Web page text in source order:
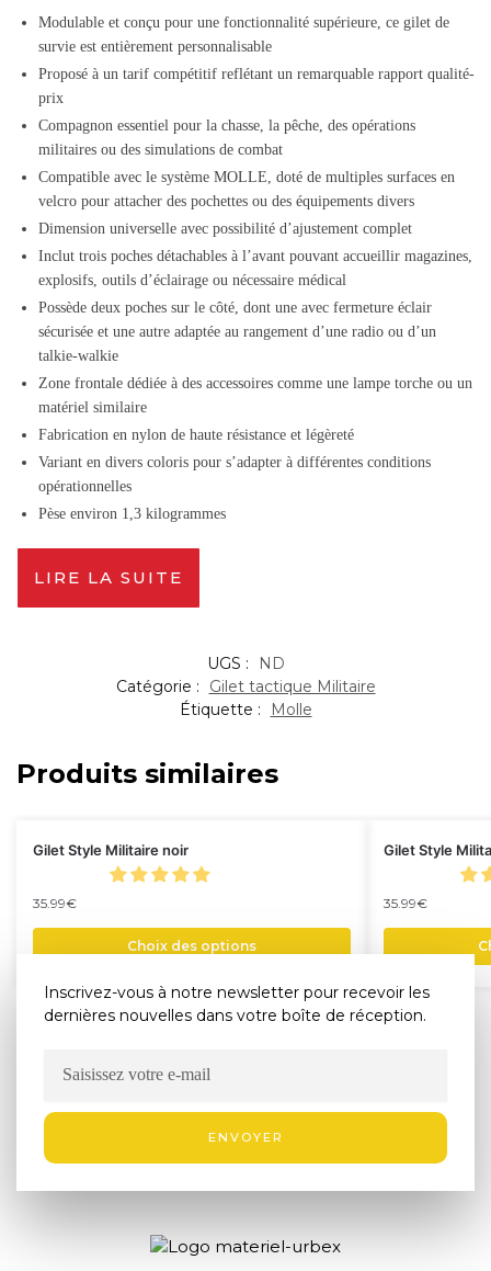
Modulable et conçu pour une fonctionnalité supérieure, ce gilet de
survie est entièrement personnalisable
Proposé à un tarif compétitif reflétant un remarquable rapport qualité-
prix
Compagnon essentiel pour la chasse, la pêche, des opérations
militaires ou des simulations de combat
Compatible avec le système MOLLE, doté de multiples surfaces en
velcro pour attacher des pochettes ou des équipements divers
Dimension universelle avec possibilité d’ajustement complet
Inclut trois poches détachables à l’avant pouvant accueillir magazines,
explosifs, outils d’éclairage ou nécessaire médical
Possède deux poches sur le côté, dont une avec fermeture éclair
sécurisée et une autre adaptée au rangement d’une radio ou d’un
talkie-walkie
Zone frontale dédiée à des accessoires comme une lampe torche ou un
matériel similaire
Fabrication en nylon de haute résistance et légèreté
Variant en divers coloris pour s’adapter à différentes conditions
opérationnelles
Pèse environ 1,3 kilogrammes
LIRE LA SUITE
UGS :
ND
Catégorie :
Gilet tactique Militaire
Étiquette :
Molle
Produits similaires
Gilet Style Militaire noir
35.99€
Choix des options
Gilet Style
35.99€
Inscrivez-vous à notre newsletter pour recevoir les
dernières nouvelles dans votre boîte de réception.
ENVOYER